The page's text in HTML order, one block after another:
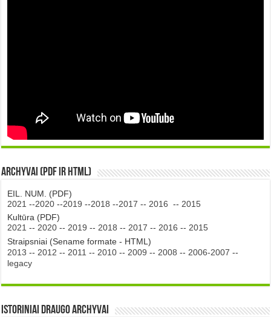
Archyvai (PDF ir HTML)
EIL. NUM. (PDF)
2021 --2020 --2019 --2018 --2017 -- 2016 -- 2015
Kultūra (PDF)
2021 -- 2020 -- 2019 -- 2018 -- 2017 -- 2016 -- 2015
Straipsniai (Sename formate - HTML)
2013 -- 2012 -- 2011 -- 2010 -- 2009 -- 2008 -- 2006-2007 --
legacy
Istoriniai DRAUGO Archyvai